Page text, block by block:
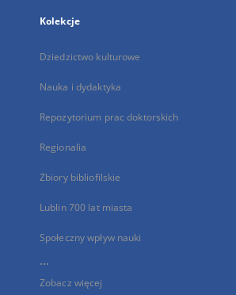
Kolekcje
Dziedzictwo kulturowe
Nauka i dydaktyka
Repozytorium prac doktorskich
Regionalia
Zbiory bibliofilskie
Lublin 700 lat miasta
Społeczny wpływ nauki
...
Zobacz więcej